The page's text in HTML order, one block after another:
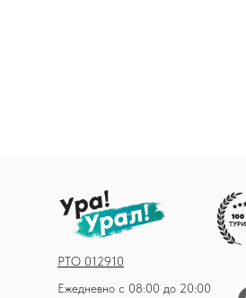
Ежедневно с 08:00 до 20:00
РТО 012910